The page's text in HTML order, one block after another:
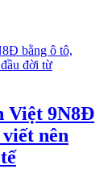
Việt 9N8Đ
nên